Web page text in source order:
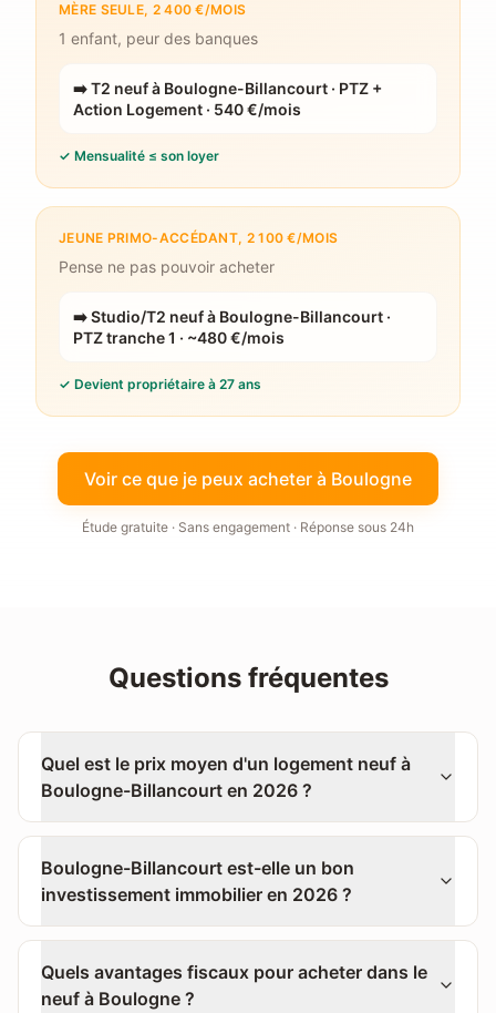
MÈRE SEULE, 2 400 €/MOIS
1 enfant, peur des banques
➡️T2 neuf à Boulogne-Billancourt · PTZ +
Action Logement · 540 €/mois
✓ Mensualité ≤ son loyer
JEUNE PRIMO-ACCÉDANT, 2 100 €/MOIS
Pense ne pas pouvoir acheter
➡️Studio/T2 neuf à Boulogne-Billancourt ·
PTZ tranche 1 · ~480 €/mois
✓ Devient propriétaire à 27 ans
Voir ce que je peux acheter à Boulogne
Étude gratuite · Sans engagement · Réponse sous 24h
Questions fréquentes
Quel est le prix moyen d'un logement neuf à
Boulogne-Billancourt en 2026 ?
Boulogne-Billancourt est-elle un bon
investissement immobilier en 2026 ?
Quels avantages fiscaux pour acheter dans le
neuf à Boulogne ?